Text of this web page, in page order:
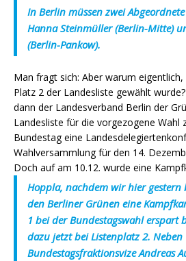
In Berlin müssen zwei
Hanna Steinmüller (Berlin-Mitte)
(Berlin-Pankow).
Man fragt sich: Aber warum
Platz 2 der Landesliste gewählt
dann der Landesverband Berlin der
Landesliste für die vorgezogene Wahl
Bundestag eine
Wahlversammlung für den 14.
Doch auf am 10.12. wurde eine
Hoppla, nachdem wir hier gestern
den Berliner Grünen eine
1 bei der Bundestagswahl erspart
dazu jetzt bei Listenplatz 2. Neben
Bundestagsfraktionsvize Andreas